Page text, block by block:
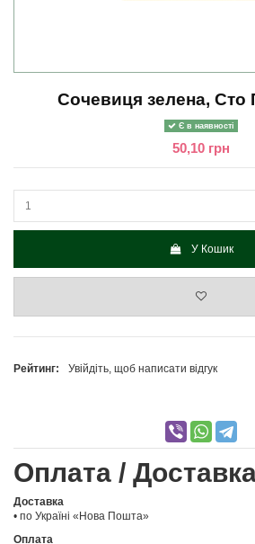
Сочевиця зелена, Сто
Є в наявності
50,10 грн
У Кошик
Рейтинг: Увійдіть, щоб написати відгук
Оплата /
Доставка
• по Україні «Нова Пошта»
Оплата